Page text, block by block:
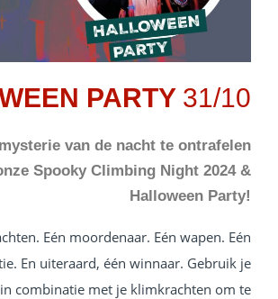
PARTY 31/10
van de nacht te ontrafelen
Spooky Climbing Night 2024 &
Halloween Party!
Eén moordenaar. Eén wapen. Eén
En uiteraard, één winnaar. Gebruik je
combinatie met je klimkrachten om te